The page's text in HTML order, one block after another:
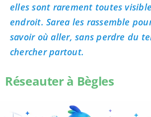
elles sont rarement toutes
endroit. Sarea les rassemble
savoir où aller, sans perdre du
chercher partout.
Réseauter à Bègles